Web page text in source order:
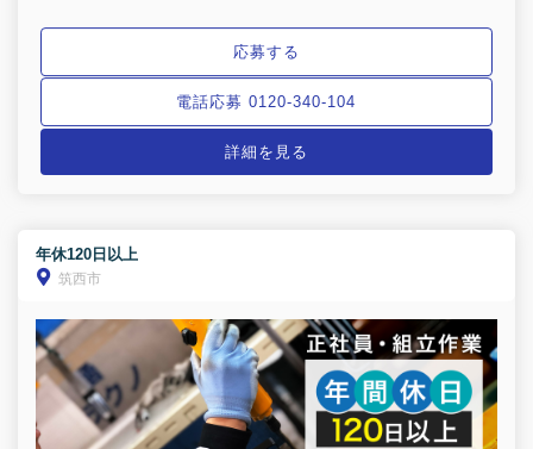
応募する
電話応募 0120-340-104
詳細を見る
年休120日以上
筑西市